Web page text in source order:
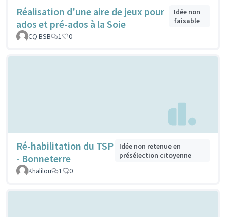
Réalisation d'une aire de jeux pour
ados et pré-ados à la Soie
Idée non
faisable
CQ BSB
1 0
Ré-habilitation du TSP
- Bonneterre
Idée non retenue en
présélection citoyenne
Khalilou
1 0